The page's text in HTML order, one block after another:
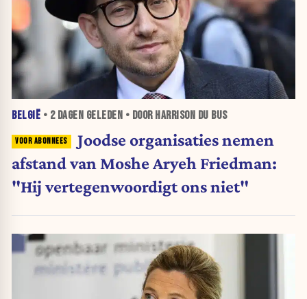
BELGIË • 2 DAGEN GELEDEN • DOOR HARRISON DU BUS
Joodse organisaties nemen
afstand van Moshe Aryeh Friedman:
"Hij vertegenwoordigt ons niet"